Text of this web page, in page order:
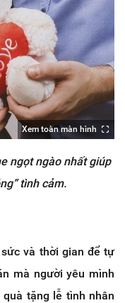
Xem toàn màn hình
ngọt ngào nhất giúp
tình cảm.
và thời gian để tự
mà người yêu mình
tặng lễ tình nhân